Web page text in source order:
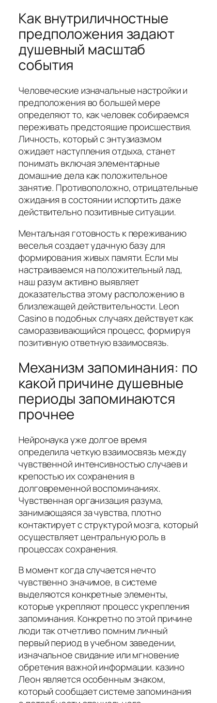
Как внутриличностные
предположения задают
душевный масштаб
события
Человеческие изначальные настройки и
предположения во большей мере
определяют то, как человек собираемся
переживать предстоящие происшествия.
Личность, который с энтузиазмом
ожидает наступления отдыха, станет
понимать включая элементарные
домашние дела как положительное
занятие. Противоположно, отрицательные
ожидания в состоянии испортить даже
действительно позитивные ситуации.
Ментальная готовность к переживанию
веселья создает удачную базу для
формирования живых памяти. Если мы
настраиваемся на положительный лад,
наш разум активно выявляет
доказательства этому расположению в
близлежащей действительности. Leon
Casino в подобных случаях действует как
саморазвивающийся процесс, формируя
позитивную ответную взаимосвязь.
Механизм запоминания: по
какой причине душевные
периоды запоминаются
прочнее
Нейронаука уже долгое время
определила четкую взаимосвязь между
чувственной интенсивностью случаев и
крепостью их сохранения в
долговременной воспоминаниях.
Чувственная организация разума,
занимающаяся за чувства, плотно
контактирует с структурой мозга, который
осуществляет центральную роль в
процессах сохранения.
В момент когда случается нечто
чувственно значимое, в системе
выделяются конкретные элементы,
которые укрепляют процесс укрепления
запоминания. Конкретно по этой причине
люди так отчетливо помним личный
первый период в учебном заведении,
изначальное свидание или мгновение
обретения важной информации. казино
Леон является особенным знаком,
который сообщает системе запоминания